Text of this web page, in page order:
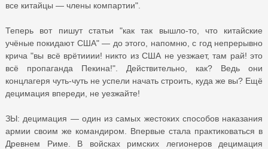
все китайцы — члены компартии".
Теперь вот пишут статьи "как так вышло-то, что китайские
учёные покидают США" — до этого, напомню, с год непрерывно
крича "вы всё врётииии! никто из США не уезжает, там рай! это
всё пропаганда Пекина!". Действительно, как? Ведь они
концлагеря чуть-чуть не успели начать строить, куда же вы? Ещё
децимация впереди, не уезжайте!
ЗЫ: децимация — один из самых жестоких способов наказания
армии своим же командиром. Впервые стала практиковаться в
Древнем Риме. В войсках римских легионеров децимация